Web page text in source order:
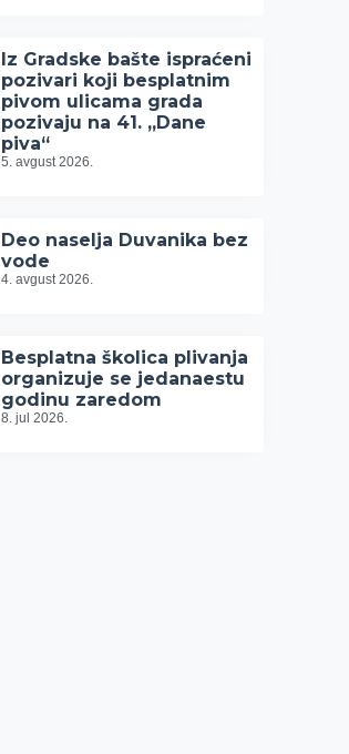
Iz Gradske bašte ispraćeni
pozivari koji besplatnim
pivom ulicama grada
pozivaju na 41. „Dane
piva“
5. avgust 2026.
Deo naselja Duvanika bez
vode
4. avgust 2026.
Besplatna školica plivanja
organizuje se jedanaestu
godinu zaredom
8. jul 2026.